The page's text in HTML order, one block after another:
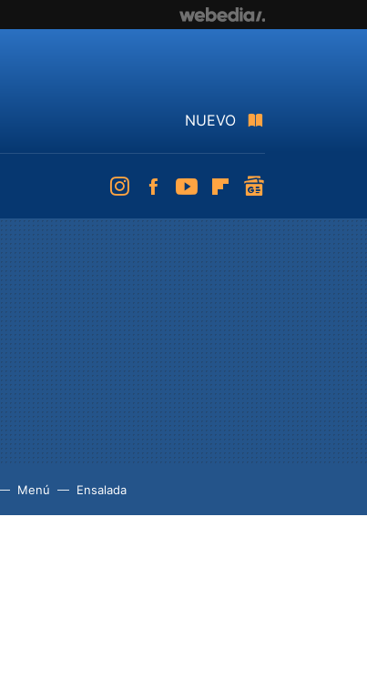
NUEVO
InstagramFacebookYoutubeFlipboard
Menú Ensalada